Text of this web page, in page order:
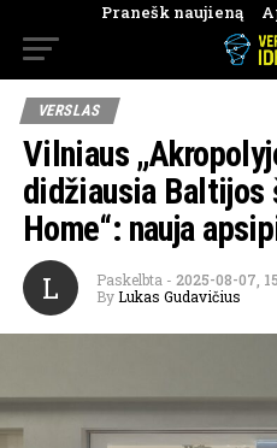
Pranešk naujieną
VERSLAS
Vilniaus
didžiausia Baltijos
Home“: nauja
L Paskelbta - 2025-08-07,
By Lukas Gudavičius